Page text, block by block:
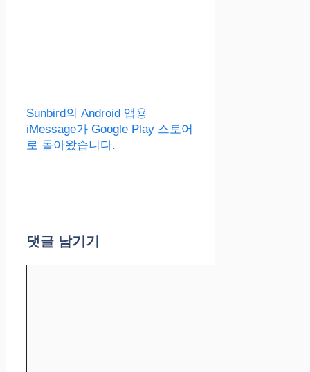
Sunbird의 Android 앱용
iMessage가 Google Play 스토어
로 돌아왔습니다.
댓글 남기기